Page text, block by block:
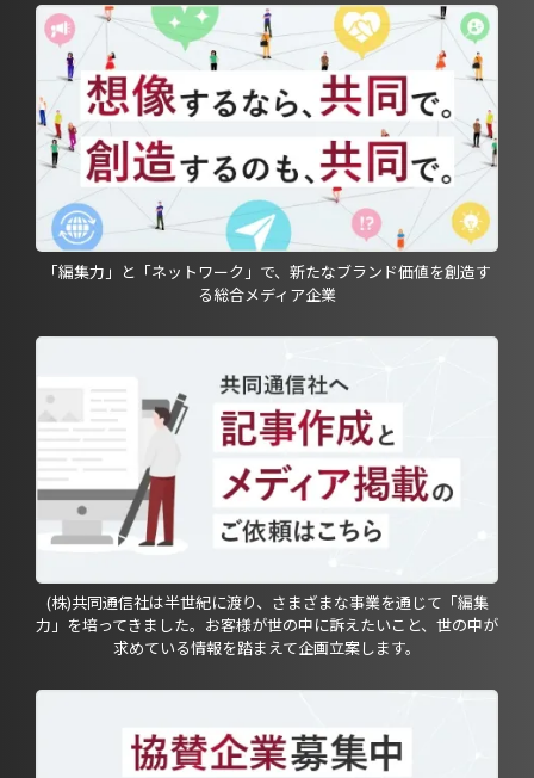
「編集力」と「ネットワーク」で、新たなブランド価値を創造す
る総合メディア企業
(株)共同通信社は半世紀に渡り、さまざまな事業を通じて「編集
力」を培ってきました。お客様が世の中に訴えたいこと、世の中が
求めている情報を踏まえて企画立案します。